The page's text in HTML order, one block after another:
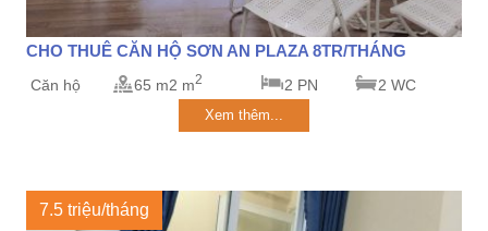
CHO THUÊ CĂN HỘ SƠN AN PLAZA 8TR/THÁNG
Căn hộ 65 m2 m2 2 PN 2 WC
Xem thêm...
7.5 triệu/tháng